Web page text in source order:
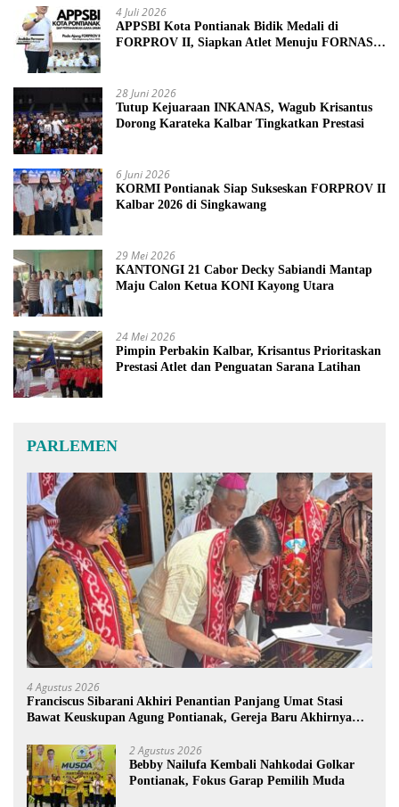
4 Juli 2026
APPSBI Kota Pontianak Bidik Medali di
FORPROV II, Siapkan Atlet Menuju FORNAS
28 Juni 2026
Tutup Kejuaraan INKANAS, Wagub Krisantus
Dorong Karateka Kalbar Tingkatkan Prestasi
6 Juni 2026
KORMI Pontianak Siap Sukseskan FORPROV II
Kalbar 2026 di Singkawang
29 Mei 2026
KANTONGI 21 Cabor Decky Sabiandi Mantap
Maju Calon Ketua KONI Kayong Utara
24 Mei 2026
Pimpin Perbakin Kalbar, Krisantus Prioritaskan
Prestasi Atlet dan Penguatan Sarana Latihan
PARLEMEN
4 Agustus 2026
Franciscus Sibarani Akhiri Penantian Panjang Umat Stasi
Bawat Keuskupan Agung Pontianak, Gereja Baru Akhirnya
2 Agustus 2026
Bebby Nailufa Kembali Nahkodai Golkar
Pontianak, Fokus Garap Pemilih Muda